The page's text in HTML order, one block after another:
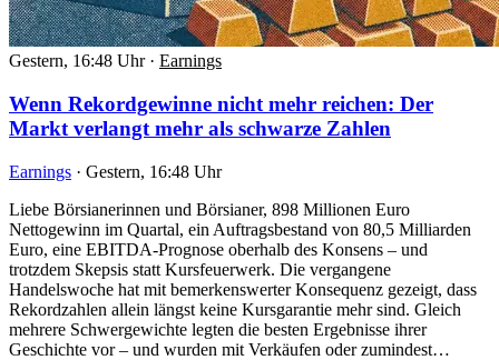
Gestern, 16:48 Uhr · Earnings
Wenn Rekordgewinne nicht mehr reichen: Der
Markt verlangt mehr als schwarze Zahlen
Earnings · Gestern, 16:48 Uhr
Liebe Börsianerinnen und Börsianer, 898 Millionen Euro
Nettogewinn im Quartal, ein Auftragsbestand von 80,5 Milliarden
Euro, eine EBITDA-Prognose oberhalb des Konsens – und
trotzdem Skepsis statt Kursfeuerwerk. Die vergangene
Handelswoche hat mit bemerkenswerter Konsequenz gezeigt, dass
Rekordzahlen allein längst keine Kursgarantie mehr sind. Gleich
mehrere Schwergewichte legten die besten Ergebnisse ihrer
Geschichte vor – und wurden mit Verkäufen oder zumindest…